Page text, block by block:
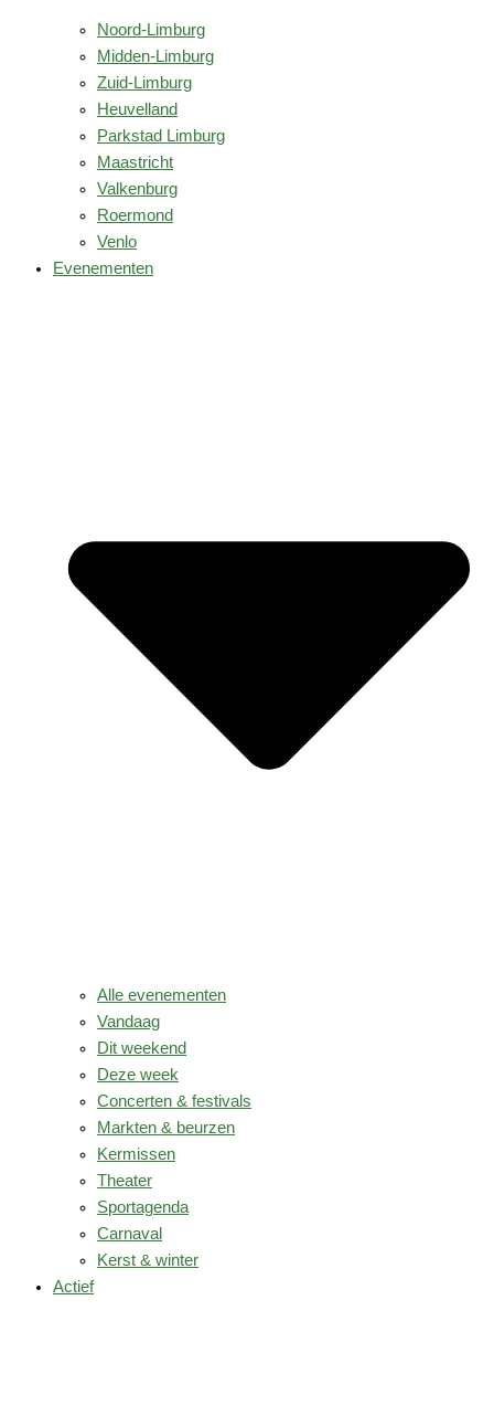
Noord-Limburg
Midden-Limburg
Zuid-Limburg
Heuvelland
Parkstad Limburg
Maastricht
Valkenburg
Roermond
Venlo
Evenementen
Alle evenementen
Vandaag
Dit weekend
Deze week
Concerten & festivals
Markten & beurzen
Kermissen
Theater
Sportagenda
Carnaval
Kerst & winter
Actief